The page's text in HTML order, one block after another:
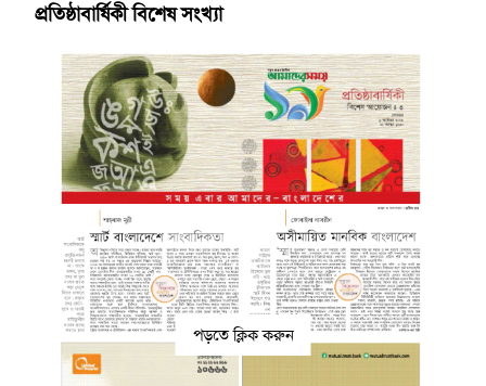
প্রতিষ্ঠাবার্ষিকী বিশেষ সংখ্যা
পড়তে ক্লিক করুন